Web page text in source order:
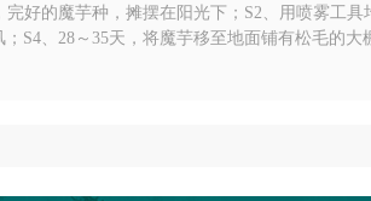
好的魔芋种，摊摆在阳光下；S2、用喷雾工具
S4、28～35天，将魔芋移至地面铺有松毛的大
S6、灌透水并保持土壤湿润，约10天即可出土